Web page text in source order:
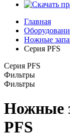
Главная
Ножные
Серия PFS
Серия PFS
Фильтры
Фильтры
Ножные
PFS